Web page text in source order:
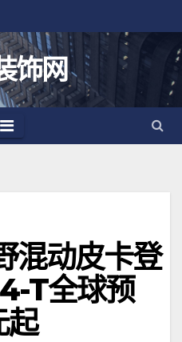
饰网
混动皮卡登
T全球预
起